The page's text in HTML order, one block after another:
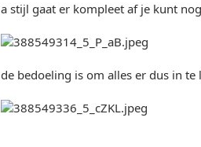
a stijl gaat er kompleet af je kunt
de bedoeling is om alles er dus in